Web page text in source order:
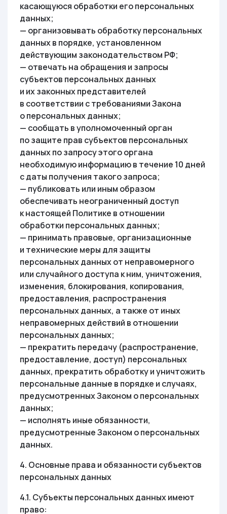
касающуюся обработки его персональных
данных;
— организовывать обработку персональных
данных в порядке, установленном
действующим законодательством РФ;
— отвечать на обращения и запросы
субъектов персональных данных
и их законных представителей
в соответствии с требованиями Закона
о персональных данных;
— сообщать в уполномоченный орган
по защите прав субъектов персональных
данных по запросу этого органа
необходимую информацию в течение 10 дней
с даты получения такого запроса;
— публиковать или иным образом
обеспечивать неограниченный доступ
к настоящей Политике в отношении
обработки персональных данных;
— принимать правовые, организационные
и технические меры для защиты
персональных данных от неправомерного
или случайного доступа к ним, уничтожения,
изменения, блокирования, копирования,
предоставления, распространения
персональных данных, а также от иных
неправомерных действий в отношении
персональных данных;
— прекратить передачу (распространение,
предоставление, доступ) персональных
данных, прекратить обработку и уничтожить
персональные данные в порядке и случаях,
предусмотренных Законом о персональных
данных;
— исполнять иные обязанности,
предусмотренные Законом о персональных
данных.
4. Основные права и обязанности субъектов
персональных данных
4.1. Субъекты персональных данных имеют
право: